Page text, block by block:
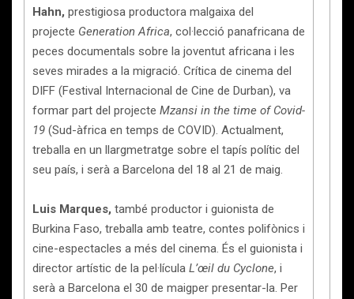
Hahn, prestigiosa productora malgaixa del
projecte Generation Africa, col·lecció panafricana de
peces documentals sobre la joventut africana i les
seves mirades a la migració. Crítica de cinema del
DIFF (Festival Internacional de Cine de Durban), va
formar part del projecte Mzansi in the time of Covid-
19 (Sud-àfrica en temps de COVID). Actualment,
treballa en un llargmetratge sobre el tapís polític del
seu país, i serà a Barcelona del 18 al 21 de maig.
Luis Marques, també productor i guionista de
Burkina Faso, treballa amb teatre, contes polifònics i
cine-espectacles a més del cinema. És el guionista i
director artístic de la pel·lícula L’œil du Cyclone, i
serà a Barcelona el 30 de maigper presentar-la. Per